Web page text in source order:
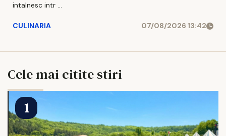
intalnesc intr ...
CULINARIA 07/08/2026 13:42
Cele mai citite stiri